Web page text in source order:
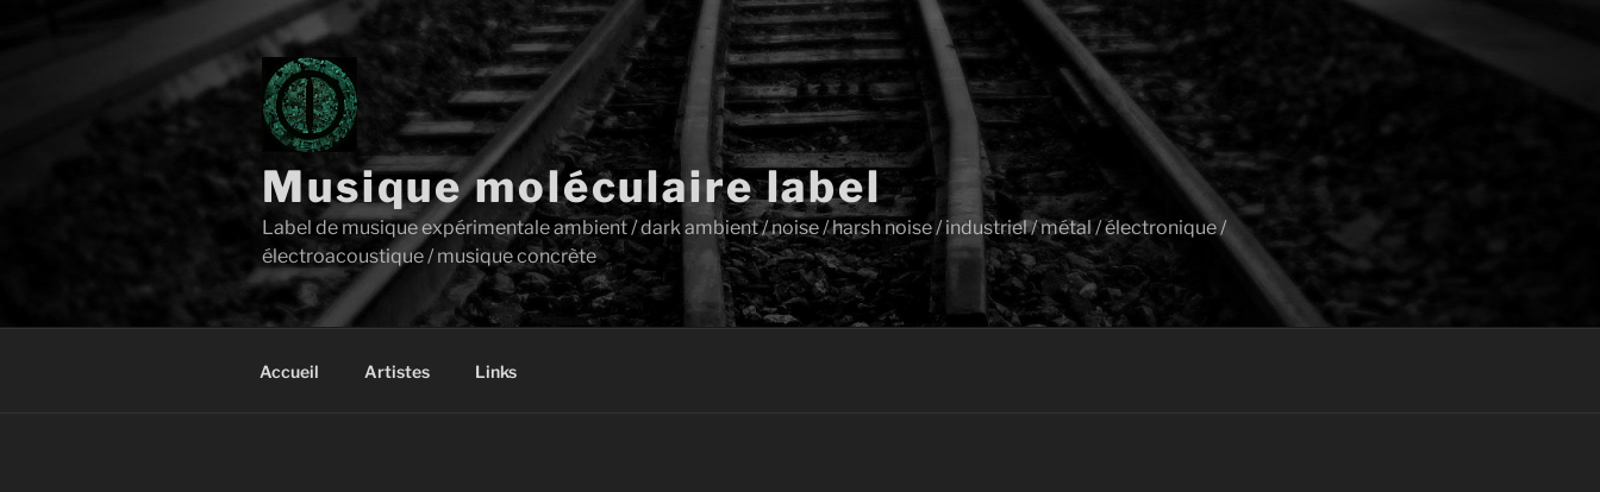
Musique moléculaire label
Label de musique expérimentale ambient / dark ambient / noise / harsh noise / industriel / métal / électronique /
électroacoustique / musique concrète
Accueil Artistes Links